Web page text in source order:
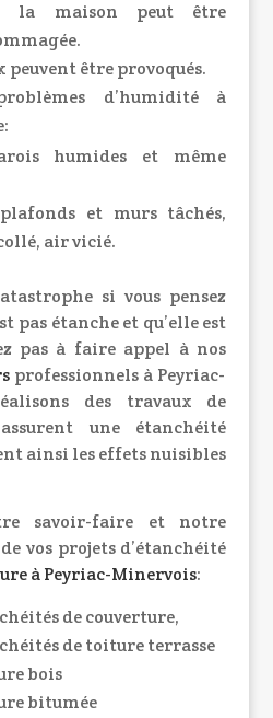
la maison peut être
peuvent être provoqués.
d’humidité à
humides et même
et murs tâchés,
air vicié.
si vous pensez
pas étanche et qu’elle est
pas à faire appel à nos
professionnels à Peyriac-
des travaux de
une étanchéité
ainsi les effets nuisibles
savoir-faire et notre
vos projets d’étanchéité
à Peyriac-Minervois:
de couverture,
de toiture terrasse
bois
bitumée